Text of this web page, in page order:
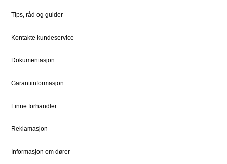
Kundeservice
Kontakt
Vedlikehold
FOR PROFF
Natre Express
Reklamasjon
Tips, råd og guider
Kontakte kundeservice
Dokumentasjon
Garantiinformasjon
Finne forhandler
Reklamasjon
Informasjon om dører